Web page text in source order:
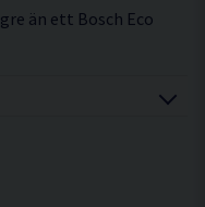
än ett Bosch Eco